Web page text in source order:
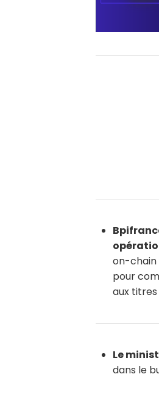
on-chain
pour
aux
Le
dans le